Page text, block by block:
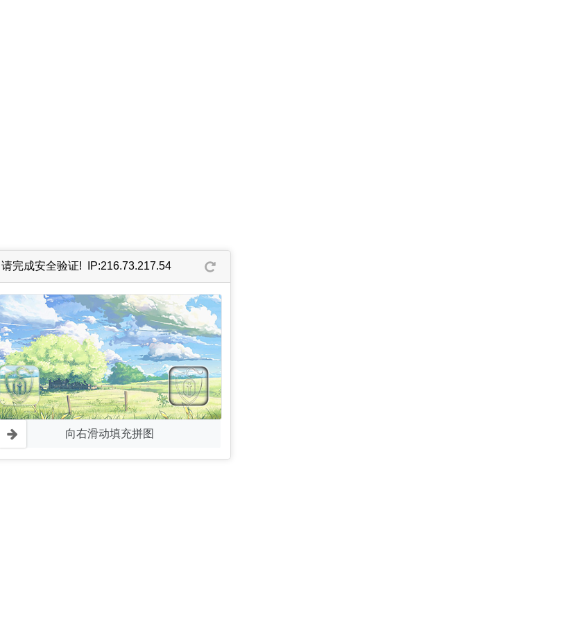
请完成安全验证! IP:216.73.217.54
向右滑动填充拼图